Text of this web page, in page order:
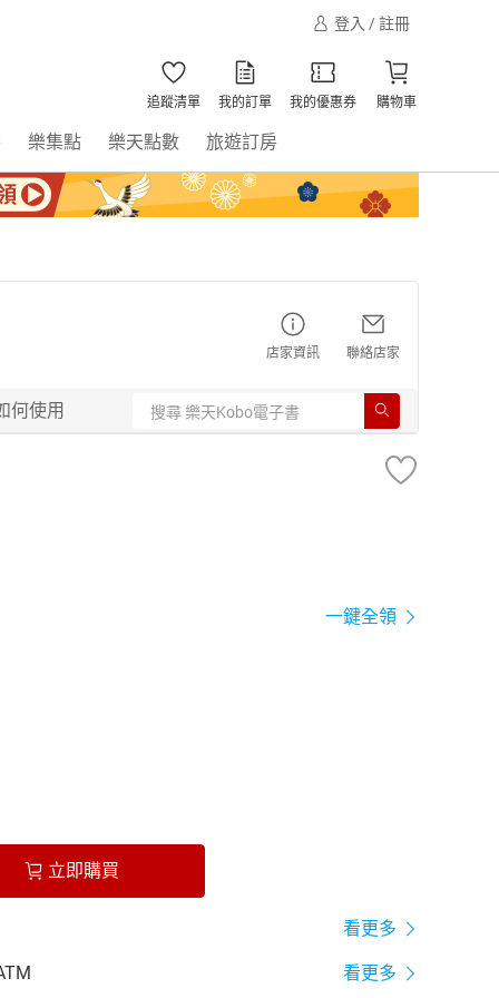
登入 / 註冊
追蹤清單 我的訂單 我的優惠券 購物車
樂集點 樂天點數 旅遊訂房
店家資訊 聯絡店家
何使用
一鍵全領
立即購買
看更多
看更多